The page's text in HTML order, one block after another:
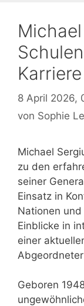
8 April 2026,
von Sophie
Michael
zu den
seiner
Einsatz in
Nationen
Einblicke in
einer
Geboren